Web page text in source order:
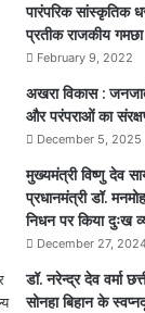
​​​​​​​पारंपरिक सांस्कृतिक
प्रतीक राजकीय गमछा
February 9, 2022
अखरा विकास :
और परंपराओं का
December 5, 2025
मुख्यमंत्री विष्णु देव
प्रधानमंत्री डॉ.
निधन पर किया दुःख
December 27,
डॉ. नरेन्द्र देव वर्मा
सोनहा बिहान के